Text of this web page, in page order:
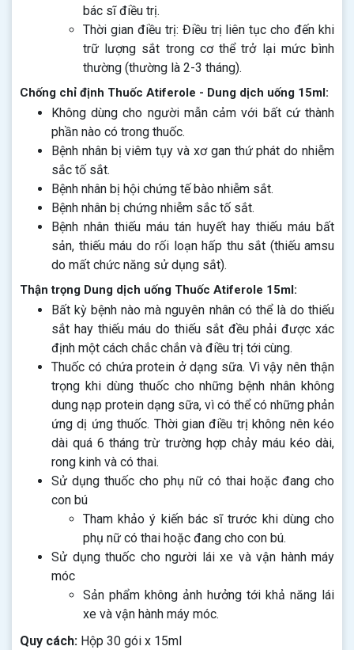
bác sĩ điều trị.
Thời gian điều trị: Điều trị liên tục cho đến khi
trữ lượng sắt trong cơ thể trở lại mức bình
thường (thường là 2-3 tháng).
Chống chỉ định Thuốc Atiferole - Dung dịch uống 15ml:
Không dùng cho người mẫn cảm với bất cứ thành
phần nào có trong thuốc.
Bệnh nhân bị viêm tụy và xơ gan thứ phát do nhiễm
sắc tố sắt.
Bệnh nhân bị hội chứng tế bào nhiễm sắt.
Bệnh nhân bị chứng nhiễm sắc tố sắt.
Bệnh nhân thiếu máu tán huyết hay thiếu máu bất
sản, thiếu máu do rối loạn hấp thu sắt (thiếu amsu
do mất chức năng sử dụng sắt).
Thận trọng Dung dịch uống Thuốc Atiferole 15ml:
Bất kỳ bệnh nào mà nguyên nhân có thể là do thiếu
sắt hay thiếu máu do thiếu sắt đều phải được xác
định một cách chắc chắn và điều trị tới cùng.
Thuốc có chứa protein ở dạng sữa. Vì vậy nên thận
trọng khi dùng thuốc cho những bệnh nhân không
dung nạp protein dạng sữa, vì có thể có những phản
ứng dị ứng thuốc. Thời gian điều trị không nên kéo
dài quá 6 tháng trừ trường hợp chảy máu kéo dài,
rong kinh và có thai.
Sử dụng thuốc cho phụ nữ có thai hoặc đang cho
con bú
Tham khảo ý kiến bác sĩ trước khi dùng cho
phụ nữ có thai hoặc đang cho con bú.
Sử dụng thuốc cho người lái xe và vận hành máy
móc
Sản phẩm không ảnh hưởng tới khả năng lái
xe và vận hành máy móc.
Quy cách: Hộp 30 gói x 15ml